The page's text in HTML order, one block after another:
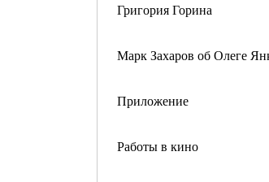
Григория Горина
Марк Захаров об Олеге
Приложение
Работы в кино